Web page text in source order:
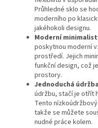
Průhledné sklo se
moderního po
jakéhokoli designu.
Moderní
poskytnou moderní
prostředí. Jejich
funkční design, což
prostory.
Jednoduchá údržba
údržbu, stačí je otřít
Tento
takže se můžete
nudné práce kolem.